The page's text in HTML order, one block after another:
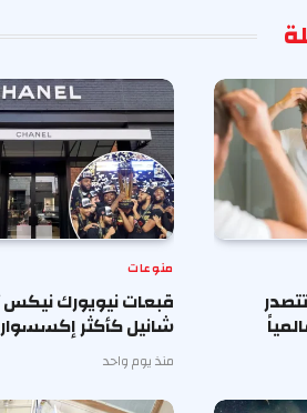
منوعات
قبعات نيويورك
شانيل كأكثر إكسسوار
منذ يوم واحد